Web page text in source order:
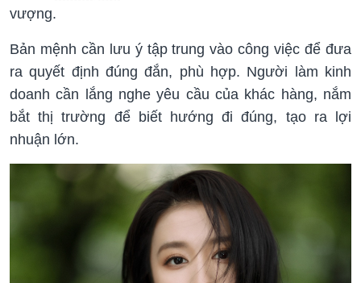
vượng.
Bản mệnh cần lưu ý tập trung vào công việc để đưa
ra quyết định đúng đắn, phù hợp. Người làm kinh
doanh cần lắng nghe yêu cầu của khác hàng, nắm
bắt thị trường để biết hướng đi đúng, tạo ra lợi
nhuận lớn.